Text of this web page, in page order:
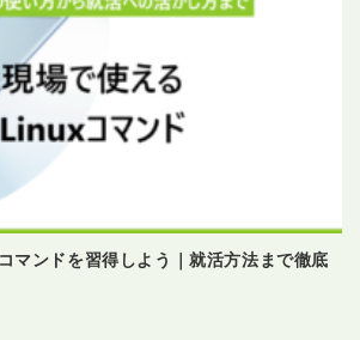
マンドを習得しよう｜就活方法まで徹底